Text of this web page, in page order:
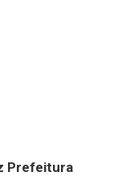
Prefeitura